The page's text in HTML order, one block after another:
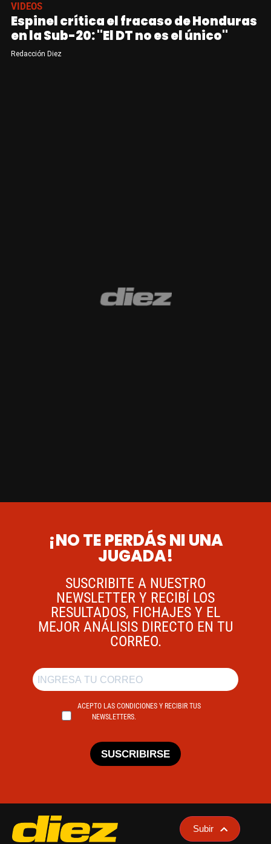
VIDEOS
Espinel crítica el fracaso de Honduras
en la Sub-20: "El DT no es el único"
Redacción Diez
¡NO TE PERDÁS NI UNA
JUGADA!
SUSCRIBITE A NUESTRO
NEWSLETTER Y RECIBÍ LOS
RESULTADOS, FICHAJES Y EL
MEJOR ANÁLISIS DIRECTO EN TU
CORREO.
ACEPTO LAS CONDICIONES Y RECIBIR TUS
NEWSLETTERS.
SUSCRIBIRSE
Subir